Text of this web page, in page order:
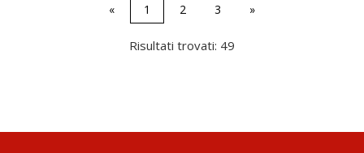
« 1 2 3 »
Risultati trovati: 49